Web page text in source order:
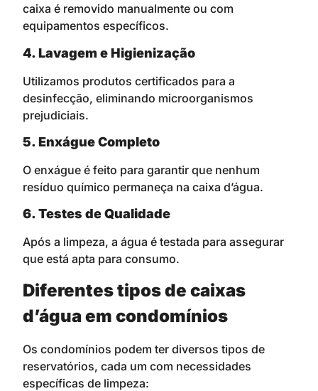
caixa é removido manualmente ou com
equipamentos específicos.
4. Lavagem e Higienização
Utilizamos produtos certificados para a
desinfecção, eliminando microorganismos
prejudiciais.
5. Enxágue Completo
O enxágue é feito para garantir que nenhum
resíduo químico permaneça na caixa d’água.
6. Testes de Qualidade
Após a limpeza, a água é testada para assegurar
que está apta para consumo.
Diferentes tipos de caixas
d’água em condomínios
Os condomínios podem ter diversos tipos de
reservatórios, cada um com necessidades
específicas de limpeza: